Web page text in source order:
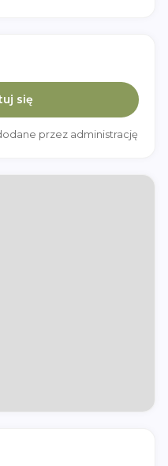
się
przez administrację